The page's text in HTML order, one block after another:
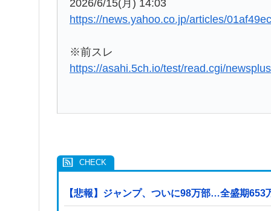
2026/6/15(月) 14:03
https://news.yahoo.co.jp/articles/
※前スレ
https://asahi.5ch.io/test/read.cgi/
【悲報】ジャンプ、ついに98万部…全盛期653